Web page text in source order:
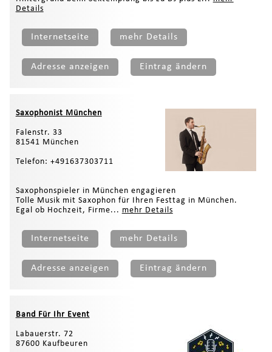
Details
Internetseite mehr Details
Adresse anzeigen Eintrag ändern
Saxophonist München
Falenstr. 33
81541 München
Telefon: +491637303711
Saxophonspieler in München engagieren
Tolle Musik mit Saxophon für Ihren Festtag in München.
Egal ob Hochzeit, Firme... mehr Details
Internetseite mehr Details
Adresse anzeigen Eintrag ändern
Band Für Ihr Event
Labauerstr. 72
87600 Kaufbeuren